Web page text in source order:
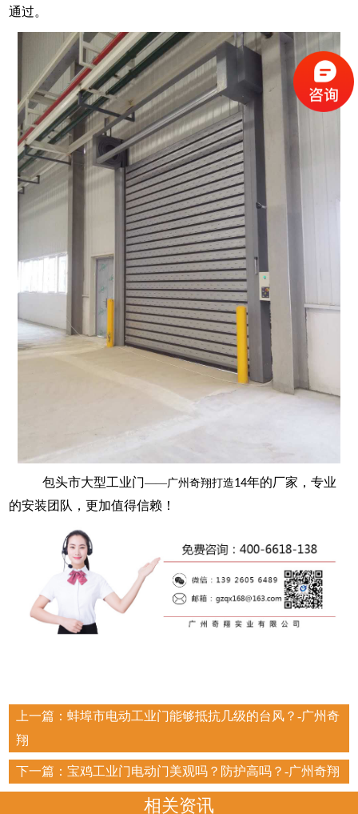
通过。
包头市大型工业门——广州奇翔打造14年的厂家，专业
的安装团队，更加值得信赖！
上一篇： 蚌埠市电动工业门能够抵抗几级的台风？-广州奇
翔
下一篇： 宝鸡工业门电动门美观吗？防护高吗？-广州奇翔
相关资讯